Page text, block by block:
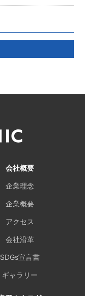
会社概要
企業理念
企業概要
アクセス
会社沿革
SDGs宣言書
ギャラリー